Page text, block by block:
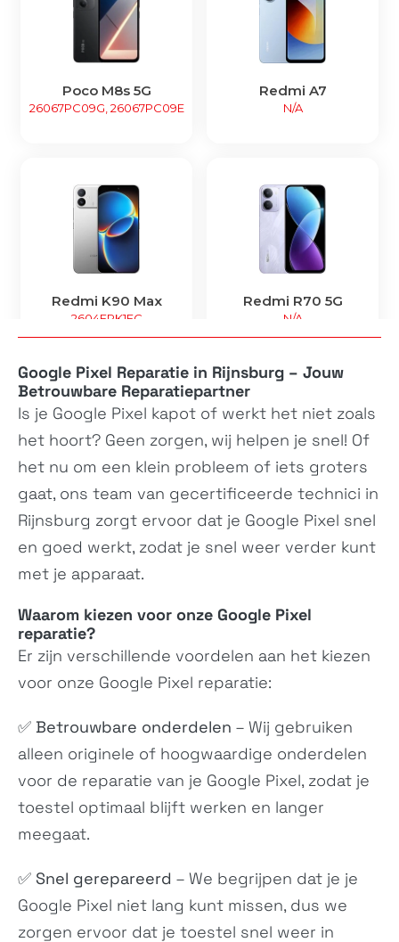
Poco M8s 5G
26067PC09G, 26067PC09E
Redmi A7
N/A
Redmi K90 Max
2604FRK1EC
Redmi R70 5G
N/A
Redmi R70m 5G
N/A
Redmi A7 Pro 5G
25128RN17A, 25128RN17L,...
Redmi Note 15 Special Redmi 15a
MZB0NQ0IN
Poco X8 Pro Poco X8 Pro Max
Google Pixel Reparatie in Rijnsburg – Jouw
Betrouwbare Reparatiepartner
Is je Google Pixel kapot of werkt het niet zoals
het hoort? Geen zorgen, wij helpen je snel! Of
het nu om een klein probleem of iets groters
gaat, ons team van gecertificeerde technici in
Rijnsburg zorgt ervoor dat je Google Pixel snel
en goed werkt, zodat je snel weer verder kunt
met je apparaat.
Waarom kiezen voor onze Google Pixel
reparatie?
Er zijn verschillende voordelen aan het kiezen
voor onze Google Pixel reparatie:
✅ Betrouwbare onderdelen – Wij gebruiken
alleen originele of hoogwaardige onderdelen
voor de reparatie van je Google Pixel, zodat je
toestel optimaal blijft werken en langer
meegaat.
✅Snel gerepareerd – We begrijpen dat je je
Google Pixel niet lang kunt missen, dus we
zorgen ervoor dat je toestel snel weer in